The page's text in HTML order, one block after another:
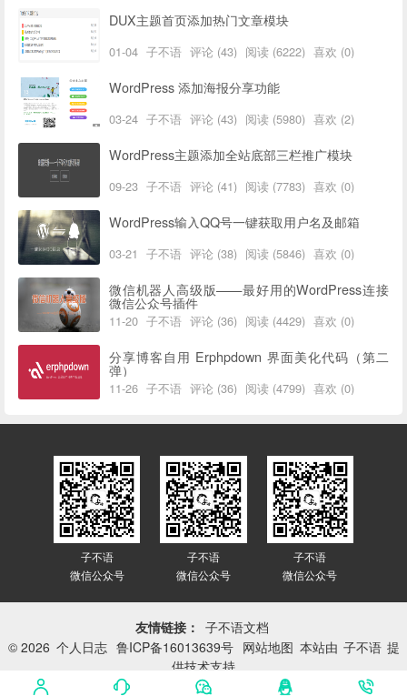
DUX主题首页添加热门文章模块
01-04 子不语 评论 (43) 阅读 (6222) 喜欢 (0)
WordPress 添加海报分享功能
03-24 子不语 评论 (43) 阅读 (5980) 喜欢 (2)
WordPress主题添加全站底部三栏推广模块
09-23 子不语 评论 (41) 阅读 (7783) 喜欢 (0)
WordPress输入QQ号一键获取用户名及邮箱
03-21 子不语 评论 (38) 阅读 (5846) 喜欢 (0)
微信机器人高级版——最好用的WordPress连接
微信公众号插件
11-20 子不语 评论 (36) 阅读 (4429) 喜欢 (0)
分享博客自用 Erphpdown 界面美化代码（第二
弹）
11-26 子不语 评论 (36) 阅读 (4799) 喜欢 (0)
子不语
微信公众号
子不语
微信公众号
子不语
微信公众号
友情链接： 子不语文档
© 2026 个人日志 鲁ICP备16013639号 网站地图 本站由 子不语 提
供技术支持
网站已平稳运行：
3417天 16小时 27分 12秒